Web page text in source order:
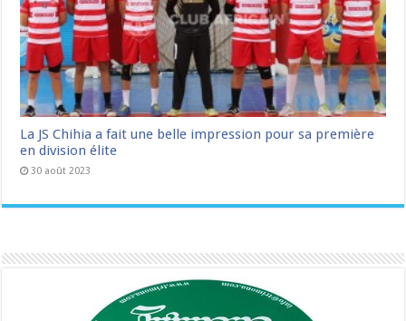
La JS Chihia a fait une belle impression pour sa première
en division élite
30 août 2023